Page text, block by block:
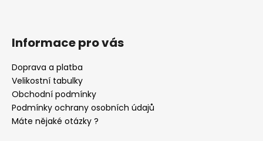
Informace pro vás
Doprava a platba
Velikostní tabulky
Obchodní podmínky
Podmínky ochrany osobních údajů
Máte nějaké otázky ?